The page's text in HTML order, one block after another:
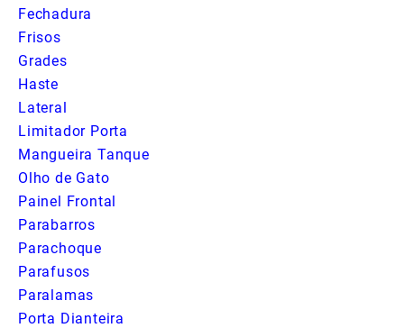
Fechadura
Frisos
Grades
Haste
Lateral
Limitador Porta
Mangueira Tanque
Olho de Gato
Painel Frontal
Parabarros
Parachoque
Parafusos
Paralamas
Porta Dianteira